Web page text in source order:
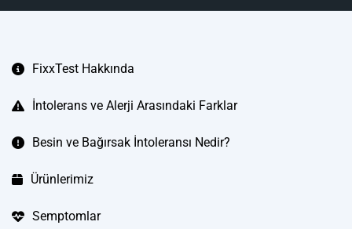
FixxTest Hakkında
İntolerans ve Alerji Arasındaki Farklar
Besin ve Bağırsak İntoleransı Nedir?
Ürünlerimiz
Semptomlar